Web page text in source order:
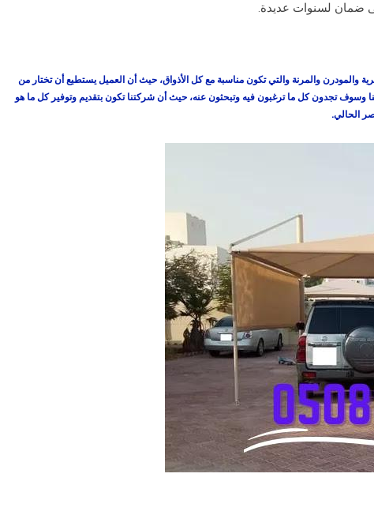
ضمان لسنوات عديدة.
والمودرن والمرنة والتي تكون مناسبة مع كل الأذواق، حيث أن العميل يستطيع أن تختار من
وسوف تجدون كل ما ترغبون فيه وتبحثون عنه، حيث أن شركتنا تكون بتقديم وتوفير كل ما هو
الحالي.